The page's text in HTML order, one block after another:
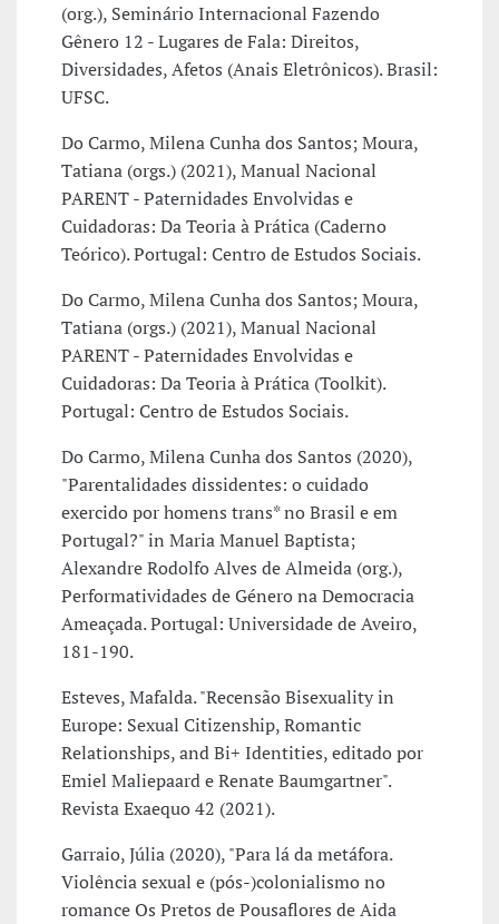
(org.), Seminário Internacional Fazendo
Gênero 12 - Lugares de Fala: Direitos,
Diversidades, Afetos (Anais Eletrônicos). Brasil:
UFSC.
Do Carmo, Milena Cunha dos Santos; Moura,
Tatiana (orgs.) (2021), Manual Nacional
PARENT - Paternidades Envolvidas e
Cuidadoras: Da Teoria à Prática (Caderno
Teórico). Portugal: Centro de Estudos Sociais.
Do Carmo, Milena Cunha dos Santos; Moura,
Tatiana (orgs.) (2021), Manual Nacional
PARENT - Paternidades Envolvidas e
Cuidadoras: Da Teoria à Prática (Toolkit).
Portugal: Centro de Estudos Sociais.
Do Carmo, Milena Cunha dos Santos (2020),
"Parentalidades dissidentes: o cuidado
exercido por homens trans* no Brasil e em
Portugal?" in Maria Manuel Baptista;
Alexandre Rodolfo Alves de Almeida (org.),
Performatividades de Género na Democracia
Ameaçada. Portugal: Universidade de Aveiro,
181-190.
Esteves, Mafalda. "Recensão Bisexuality in
Europe: Sexual Citizenship, Romantic
Relationships, and Bi+ Identities, editado por
Emiel Maliepaard e Renate Baumgartner".
Revista Exaequo 42 (2021).
Garraio, Júlia (2020), "Para lá da metáfora.
Violência sexual e (pós-)colonialismo no
romance Os Pretos de Pousaflores de Aida